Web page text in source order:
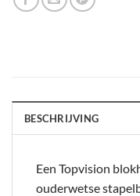
BESCHRIJVING
Een Topvision
ouderwetse